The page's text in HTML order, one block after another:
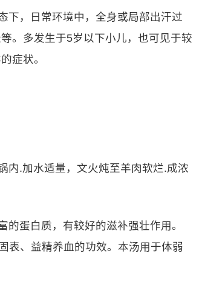
下，日常环境中，全身或局部出汗过
。多发生于5岁以下小儿，也可见于较
症状。
内.加水适量，文火炖至羊肉软烂.成浓
蛋白质，有较好的滋补强壮作用。
表、益精养血的功效。本汤用于体弱